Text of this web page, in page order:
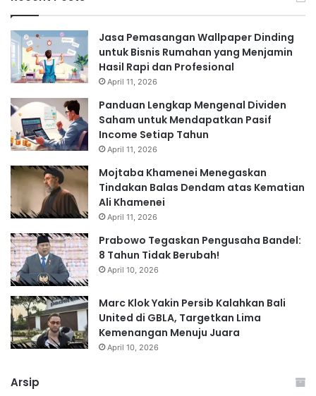
Jasa Pemasangan Wallpaper Dinding
untuk Bisnis Rumahan yang Menjamin
Hasil Rapi dan Profesional
April 11, 2026
Panduan Lengkap Mengenal Dividen
Saham untuk Mendapatkan Pasif
Income Setiap Tahun
April 11, 2026
Mojtaba Khamenei Menegaskan
Tindakan Balas Dendam atas Kematian
Ali Khamenei
April 11, 2026
Prabowo Tegaskan Pengusaha Bandel:
8 Tahun Tidak Berubah!
April 10, 2026
Marc Klok Yakin Persib Kalahkan Bali
United di GBLA, Targetkan Lima
Kemenangan Menuju Juara
April 10, 2026
Arsip